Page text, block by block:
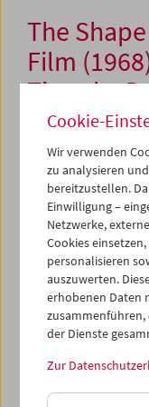
The
Film
Timothy
10. Oktober 2013
Am Vorabend des
in
realisiert, stellen
Zukünften” des
Yorker Autor,
Publikationen zur
Markierungen
Cookie-
Wir verwenden
zu analysieren
bereitzustellen.
Einwilligung –
Netzwerke,
Cookies
personalisieren
auszuwerten.
erhobenen Daten
zusammenführen,
der Dienste
Zur